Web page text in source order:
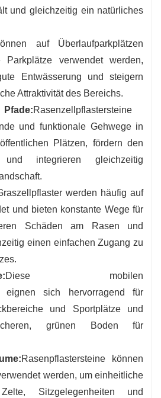
und gleichzeitig ein natürliches
auf Überlaufparkplätzen
verwendet werden,
Entwässerung und steigern
Attraktivität des Bereichs.
Rasenzellpflastersteine ​​
und funktionale Gehwege in
Plätzen, fördern den
und integrieren gleichzeitig
werden häufig auf
und bieten konstante Wege für
Schäden am Rasen und
einen einfachen Zugang zu
Diese mobilen
​​eignen sich hervorragend für
und Sportplätze und
grünen Boden für
Rasenpflastersteine ​​können
werden, um einheitliche
Sitzgelegenheiten und